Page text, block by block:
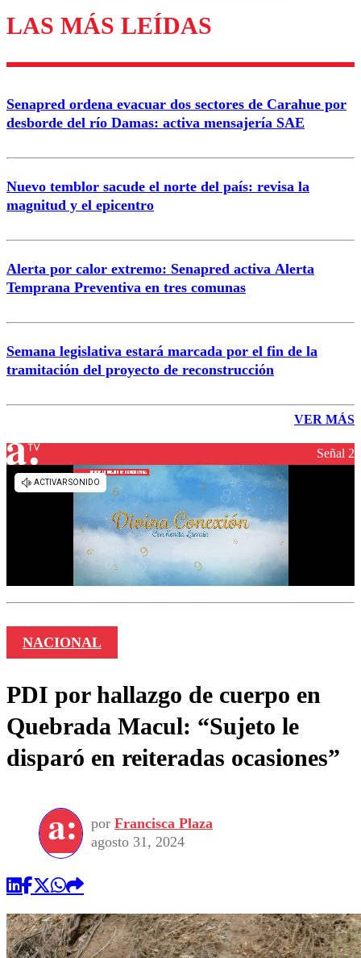
Enviar comentario
LAS MÁS LEÍDAS
Senapred ordena evacuar dos sectores de Carahue por
desborde del río Damas: activa mensajería SAE
Nuevo temblor sacude el norte del país: revisa la
magnitud y el epicentro
Alerta por calor extremo: Senapred activa Alerta
Temprana Preventiva en tres comunas
Semana legislativa estará marcada por el fin de la
tramitación del proyecto de reconstrucción
VER MÁS
Señal 2
NACIONAL
PDI por hallazgo de cuerpo en
Quebrada Macul: “Sujeto le
disparó en reiteradas ocasiones”
por Francisca Plaza
agosto 31, 2024